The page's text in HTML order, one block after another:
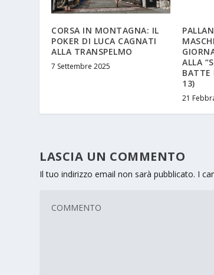
CORSA IN MONTAGNA: IL
POKER DI LUCA CAGNATI
ALLA TRANSPELMO
7 Settembre 2025
ALLA
BATTE
13)
21
LASCIA UN COMMENTO
Il tuo indirizzo email non sarà pubblicato. I